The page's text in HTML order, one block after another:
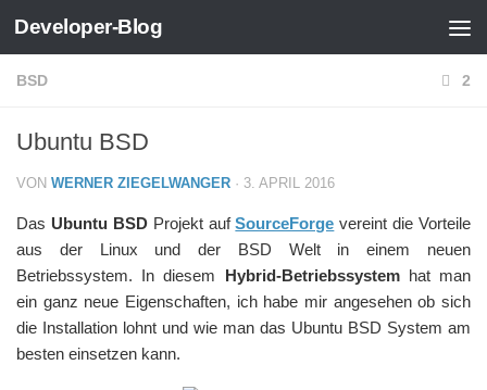
Zum Inhalt springen
Developer-Blog
BSD 2
Ubuntu BSD
VON WERNER ZIEGELWANGER · 3. APRIL 2016
Das Ubuntu BSDProjekt aufSourceForge vereint die Vorteile
aus der Linux und der BSD Welt in einem neuen
Betriebssystem. In diesem Hybrid-Betriebssystemhat man
ein ganz neue Eigenschaften, ich habe mir angesehen ob sich
die Installation lohnt und wie man das Ubuntu BSD System am
besten einsetzen kann.